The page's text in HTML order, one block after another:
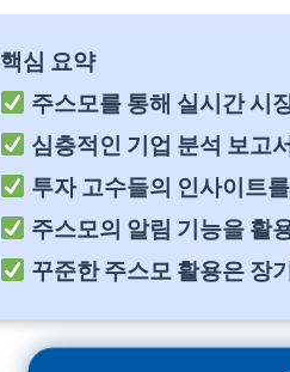
핵심 요약
주스모를 통해 실시간 시
심층적인 기업 분석 보고
투자 고수들의 인사이트
주스모의 알림 기능을 활
꾸준한 주스모 활용은 장